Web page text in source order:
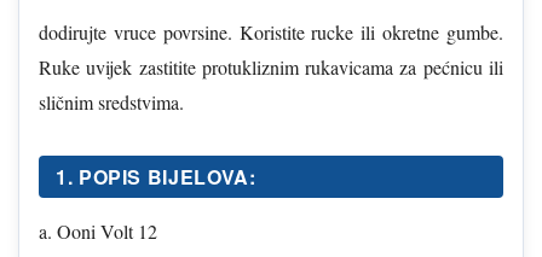
dodirujte vruce povrsine. Koristite rucke ili okretne gumbe.
Ruke uvijek zastitite protukliznim rukavicama za pećnicu ili
sličnim sredstvima.
1. POPIS BIJELOVA:
a. Ooni Volt 12